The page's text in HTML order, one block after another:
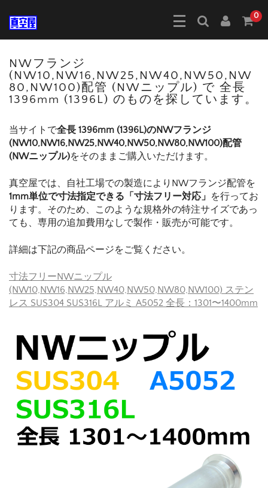
0
NWフランジ
(NW10,NW16,NW25,NW40,NW50,NW
80,NW100)配管 (NWニップル) で 全長
1396mm (1396L) のものを探しています。
当サイトで全長 1396mm (1396L)のNWフランジ
(NW10,NW16,NW25,NW40,NW50,NW80,NW100)配管
(NWニップル)をそのままご購入いただけます。
真空屋では、自社工場での製造によりNWフランジ配管を
1mm単位で寸法指定できる「寸法フリー対応」 を行ってお
ります。そのため、このような規格外の特注サイズであっ
ても、専用の追加費用なしで製作・販売が可能です。
詳細は下記の商品ページをご覧ください。
寸法フリーNWニップル
(NW10,NW16,NW25,NW40,NW50,NW80,NW100) ステン
レス SUS304 SUS316L アルミ A5052 全長：1301〜1400mm